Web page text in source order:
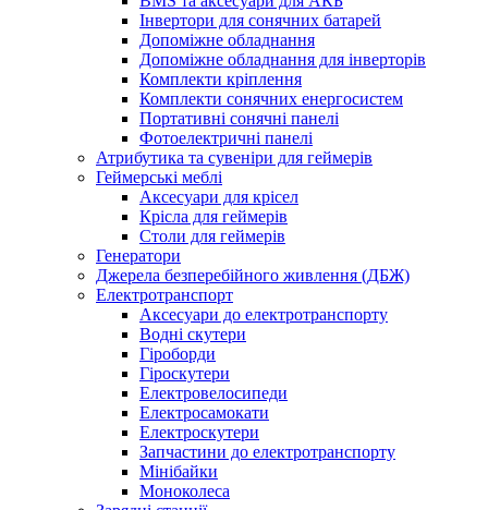
Інвертори для сонячних батарей
Допоміжне обладнання
Допоміжне обладнання для інверторів
Комплекти кріплення
Комплекти сонячних енергосистем
Портативні сонячні панелі
Фотоелектричні панелі
Атрибутика та сувеніри для геймерів
Геймерські меблі
Аксесуари для крісел
Крісла для геймерів
Столи для геймерів
Генератори
Джерела безперебійного живлення (ДБЖ)
Електротранспорт
Аксесуари до електротранспорту
Водні скутери
Гіроборди
Гіроскутери
Електровелосипеди
Електросамокати
Електроскутери
Запчастини до електротранспорту
Мінібайки
Моноколеса